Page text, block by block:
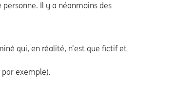
Il y a néanmoins des
qui, en réalité, n’est que fictif et
exemple).